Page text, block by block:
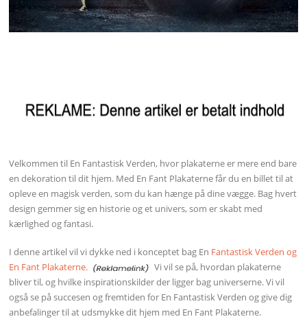
Velkommen til En Fantastisk Verden, hvor plakaterne er mere end bare
en dekoration til dit hjem. Med En Fant Plakaterne får du en billet til at
opleve en magisk verden, som du kan hænge på dine vægge. Bag hvert
design gemmer sig en historie og et univers, som er skabt med
kærlighed og fantasi.
I denne artikel vil vi dykke ned i konceptet bag En Fantastisk Verden og
En Fant Plakaterne.
Vi vil se på, hvordan plakaterne
bliver til, og hvilke inspirationskilder der ligger bag universerne. Vi vil
også se på succesen og fremtiden for En Fantastisk Verden og give dig
anbefalinger til at udsmykke dit hjem med En Fant Plakaterne.